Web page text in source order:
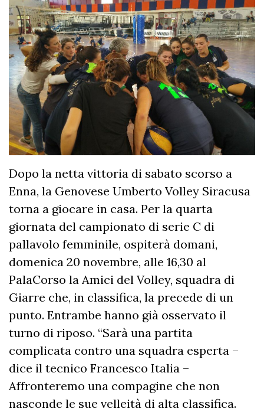
Dopo la netta vittoria di sabato scorso a
Enna, la Genovese Umberto Volley Siracusa
torna a giocare in casa. Per la quarta
giornata del campionato di serie C di
pallavolo femminile, ospiterà domani,
domenica 20 novembre, alle 16,30 al
PalaCorso la Amici del Volley, squadra di
Giarre che, in classifica, la precede di un
punto. Entrambe hanno già osservato il
turno di riposo. “Sarà una partita
complicata contro una squadra esperta –
dice il tecnico Francesco Italia –
Affronteremo una compagine che non
nasconde le sue velleità di alta classifica.